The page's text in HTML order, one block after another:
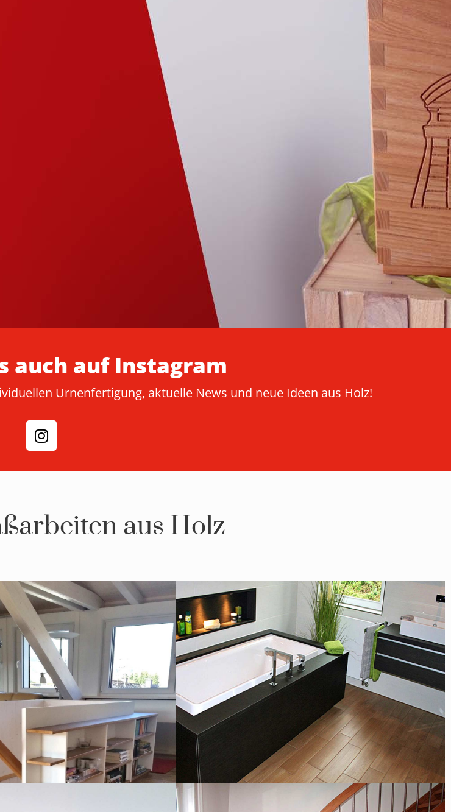
auch auf Instagram
Urnenfertigung, aktuelle News und neue Ideen aus Holz!
aus Holz